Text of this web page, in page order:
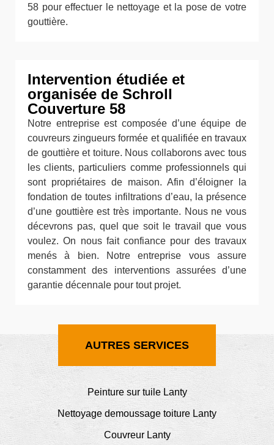
58 pour effectuer le nettoyage et la pose de votre
gouttière.
Intervention étudiée et
organisée de Schroll
Couverture 58
Notre entreprise est composée d’une équipe de
couvreurs zingueurs formée et qualifiée en travaux
de gouttière et toiture. Nous collaborons avec tous
les clients, particuliers comme professionnels qui
sont propriétaires de maison. Afin d’éloigner la
fondation de toutes infiltrations d’eau, la présence
d’une gouttière est très importante. Nous ne vous
décevrons pas, quel que soit le travail que vous
voulez. On nous fait confiance pour des travaux
menés à bien. Notre entreprise vous assure
constamment des interventions assurées d’une
garantie décennale pour tout projet.
AUTRES SERVICES
Peinture sur tuile Lanty
Nettoyage demoussage toiture Lanty
Couvreur Lanty